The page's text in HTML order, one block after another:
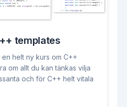
templates
helt ny kurs om C++
om allt du kan tänkas vilja
och för C++ helt vitala